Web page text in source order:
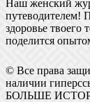
Наш женский
путеводителем!
здоровье твоего
поделится
© Все права
наличии
БОЛЬШЕ